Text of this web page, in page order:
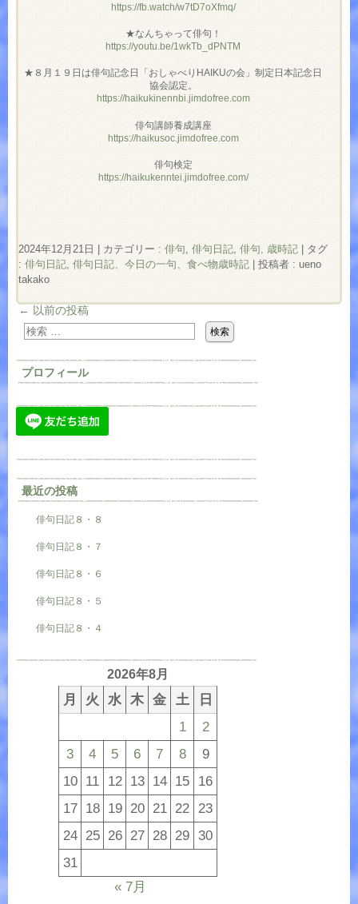
https://fb.watch/w7tD7oXfmq/
★なんちゃって俳句！
https://youtu.be/1wkTb_dPNTM
★８月１９日は俳句記念日「おしゃべりHAIKUの会」制定日本記念日
協会認定。
https://haikukinennbi.jimdofree.com
俳句講師養成講座
https://haikusoc.jimdofree.com
俳句検定
https://haikukenntei.jimdofree.com/
2024年12月21日 カテゴリー : 俳句 俳句日記 俳句, 歳時記
タグ
: 俳句日記 俳句日記、今日の一句、食べ物歳時記
投稿者 : ueno
takako
← 以前の投稿
プロフィール
最近の投稿
俳句日記８・８
俳句日記８・７
俳句日記８・６
俳句日記８・５
俳句日記８・４
2026年8月
月 火 水 木 金 土
日
1
2
3
4 5 6 7 8
9
10 11 12 13 14 15 16
17 18 19 20 21 22 23
24 25 26 27 28 29 30
31
« 7月